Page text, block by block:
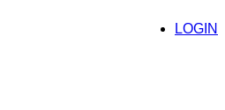
LOGIN